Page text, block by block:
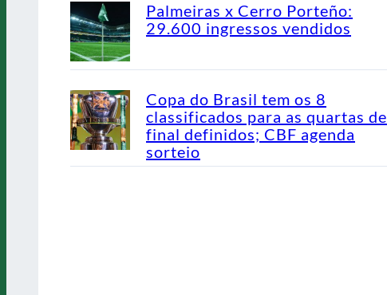
Palmeiras x Cerro Porteño:
29.600 ingressos vendidos
Copa do Brasil tem os 8
classificados para as quartas de
final definidos; CBF agenda
sorteio